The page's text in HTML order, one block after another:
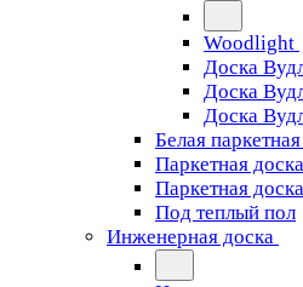
Woodlight
Доска
Доска
Доска
Белая
Паркетная
Паркетная
Под теплый пол
Инженерная доска